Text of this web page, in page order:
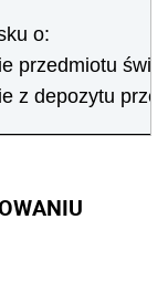
o:
przedmiotu
z depozytu